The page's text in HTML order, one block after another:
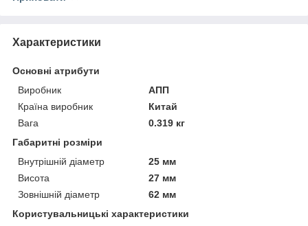
Характеристики
Основні атрибути
Виробник
АПП
Країна виробник
Китай
Вага
0.319 кг
Габаритні розміри
Внутрішній діаметр
25 мм
Висота
27 мм
Зовнішній діаметр
62 мм
Користувальницькі характеристики